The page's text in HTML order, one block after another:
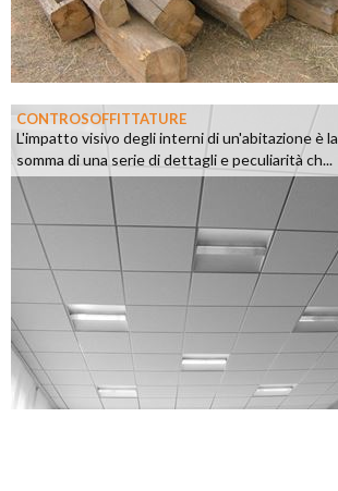
CONTROSOFFITTATURE
L'impatto visivo degli interni di un'abitazione è la
somma di una serie di dettagli e peculiarità ch...